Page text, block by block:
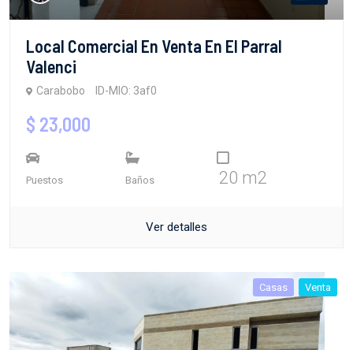
Local Comercial En Venta En El Parral
Valenci
Carabobo ID-MIO: 3af0
$ 23,000
Puestos Baños 20 m2
Ver detalles
Casas Venta